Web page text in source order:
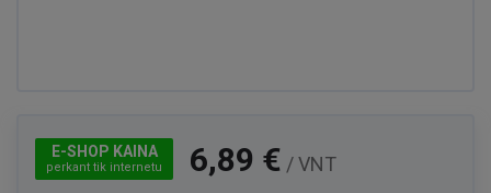
E-SHOP KAINA
perkant tik internetu 6,89 € / VNT